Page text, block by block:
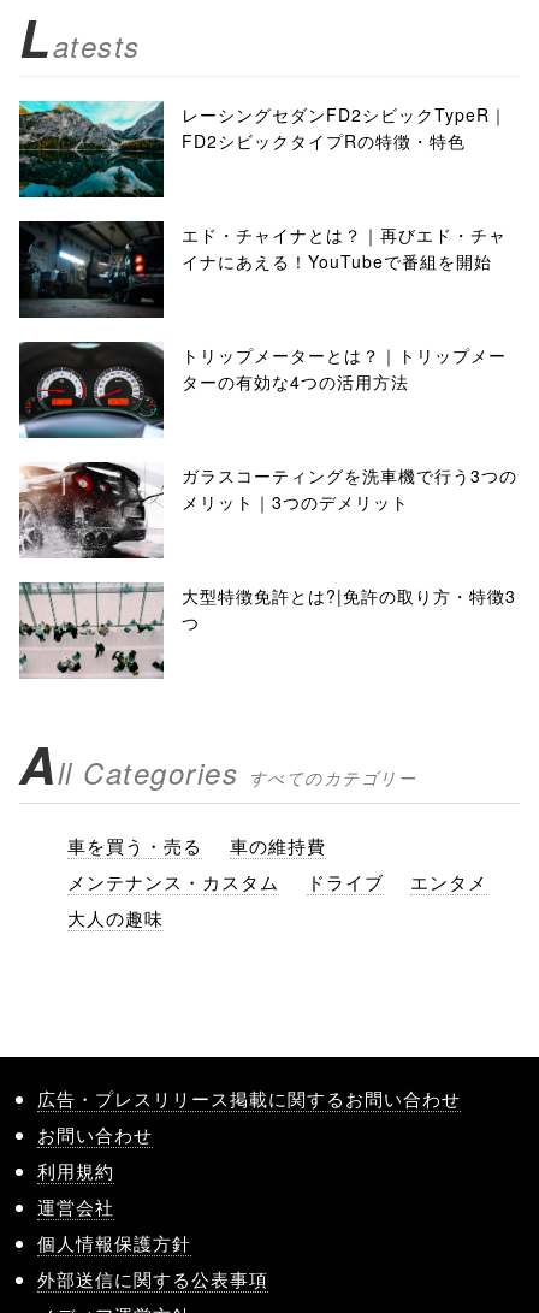
Latests
レーシングセダンFD2シビックTypeR｜
FD2シビックタイプRの特徴・特色
エド・チャイナとは？｜再びエド・チャ
イナにあえる！YouTubeで番組を開始
トリップメーターとは？｜トリップメー
ターの有効な4つの活用方法
ガラスコーティングを洗車機で行う3つの
メリット｜3つのデメリット
大型特徴免許とは?|免許の取り方・特徴3
つ
All Categories すべてのカテゴリー
車を買う・売る
車の維持費
メンテナンス・カスタム
ドライブ
エンタメ
大人の趣味
広告・プレスリリース掲載に関するお問い合わせ
お問い合わせ
利用規約
運営会社
個人情報保護方針
外部送信に関する公表事項